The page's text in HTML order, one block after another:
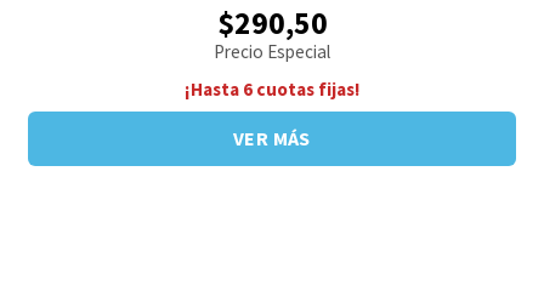
$290,50
Precio Especial
¡Hasta 6 cuotas fijas!
VER MÁS